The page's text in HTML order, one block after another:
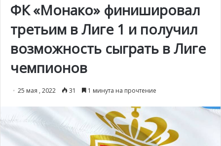
ФК «Монако» финишировал
третьим в Лиге 1 и получил
возможность сыграть в Лиге
чемпионов
25 мая , 2022 31 1 минута на прочтение